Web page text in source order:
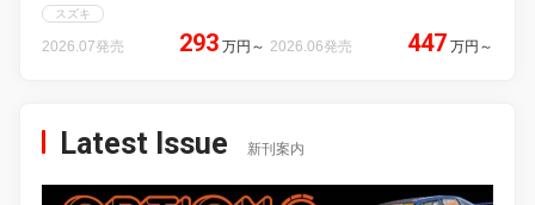
スズキ
2026.07発売 293 万円 ～ 2026.06発売 447 万円 ～
Latest Issue 新刊案内